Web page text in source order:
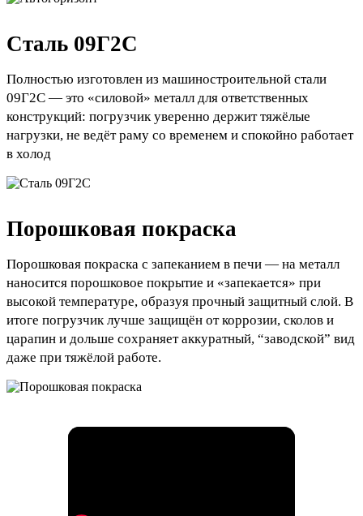
Сталь 09Г2С
Полностью изготовлен из машиностроительной стали
09Г2С — это «силовой» металл для ответственных
конструкций: погрузчик уверенно держит тяжёлые
нагрузки, не ведёт раму со временем и спокойно работает
в холод
Порошковая покраска
Порошковая покраска с запеканием в печи — на металл
наносится порошковое покрытие и «запекается» при
высокой температуре, образуя прочный защитный слой. В
итоге погрузчик лучше защищён от коррозии, сколов и
царапин и дольше сохраняет аккуратный, “заводской” вид
даже при тяжёлой работе.